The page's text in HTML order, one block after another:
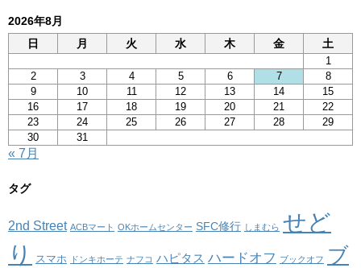
2026年8月
日
月 火 水 木 金 土
1
2
3 4 5 6 7
8
9
10 11 12 13 14
15
16
17 18 19 20 21
22
23
24 25 26 27 28
29
30
31
« 7月
タグ
2nd Street ACBマート OKホームセンター SFC修行 しまむら せど
り
スマホ ドンキホーテ ナフコ ハピタス ハードオフ ブックオフ ブ